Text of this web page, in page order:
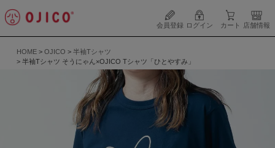
会員登録 ログイン カート 店舗情報
HOME OJICO
半袖Tシャツ
半袖Tシャツ そうにゃん×OJICO Tシャツ「ひとやすみ」